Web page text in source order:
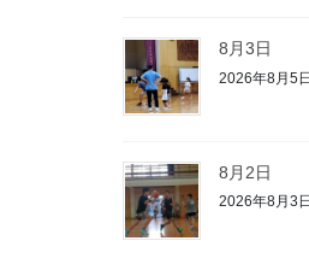
8月3日
2026年8月5日
8月2日
2026年8月3日